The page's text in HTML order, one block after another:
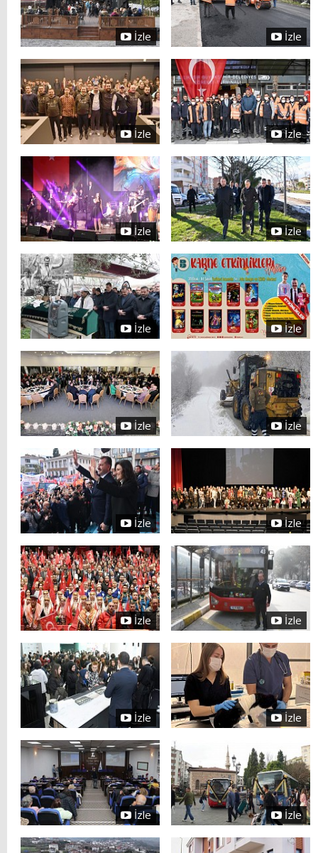
İzle İzle
İzle İzle
İzle İzle
İzle İzle
İzle İzle
İzle İzle
İzle İzle
İzle İzle
İzle İzle